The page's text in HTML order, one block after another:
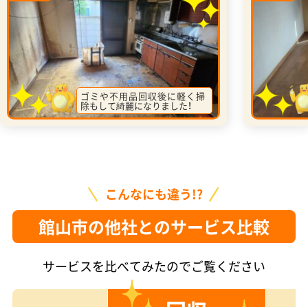
ゴミや不用品回収後に軽く掃
除もして綺麗になりました！
こんなにも違う!?
館山市の他社とのサービス比較
サービスを比べてみたのでご覧ください